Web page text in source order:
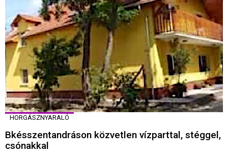
HORGÁSZNYARALÓ
Bkésszentandráson közvetlen vízparttal, stéggel,
csónakkal